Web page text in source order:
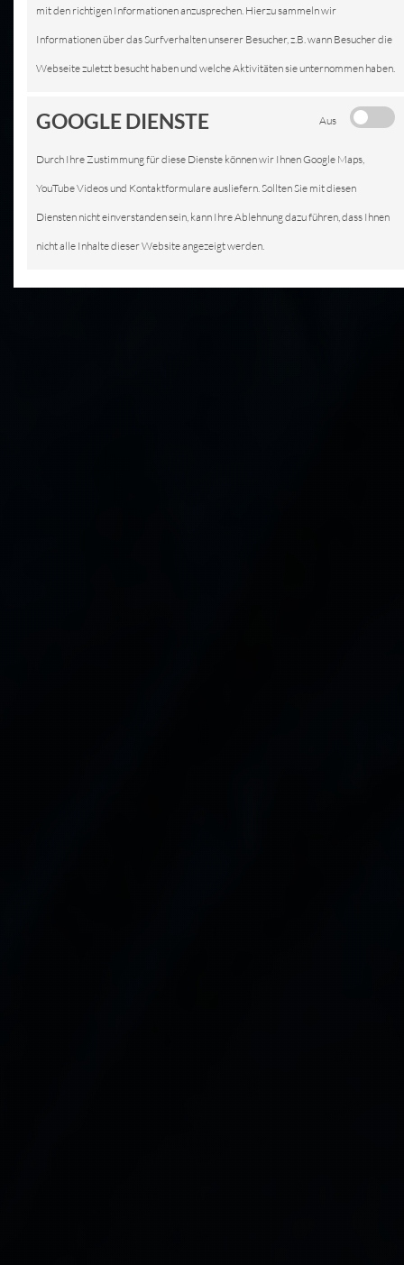
mit den richtigen Informationen anzusprechen. Hierzu sammeln wir
Informationen über das Surfverhalten unserer Besucher, z.B. wann Besucher die
Webseite zuletzt besucht haben und welche Aktivitäten sie unternommen haben.
GOOGLE DIENSTE Aus
Durch Ihre Zustimmung für diese Dienste können wir Ihnen Google Maps,
YouTube Videos und Kontaktformulare ausliefern. Sollten Sie mit diesen
Diensten nicht einverstanden sein, kann Ihre Ablehnung dazu führen, dass Ihnen
nicht alle Inhalte dieser Website angezeigt werden.